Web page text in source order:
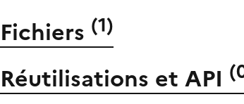
Fichiers (1)
Réutilisations et API (